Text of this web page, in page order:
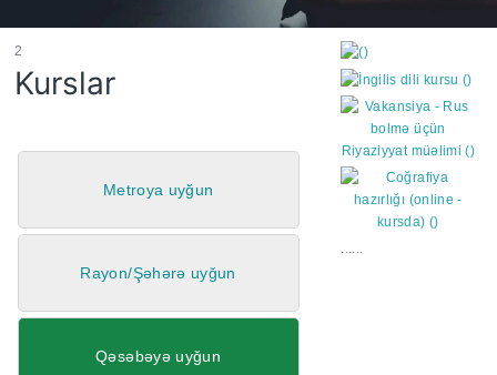
2
Kurslar
Metroya uyğun
Rayon/Şəhərə uyğun
Qəsəbəyə uyğun
https://wa.me/